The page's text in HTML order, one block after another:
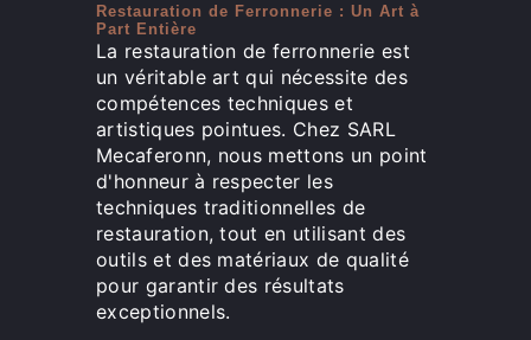
Restauration de Ferronnerie : Un Art à
Part Entière
La restauration de ferronnerie est
un véritable art qui nécessite des
compétences techniques et
artistiques pointues. Chez SARL
Mecaferonn, nous mettons un point
d'honneur à respecter les
techniques traditionnelles de
restauration, tout en utilisant des
outils et des matériaux de qualité
pour garantir des résultats
exceptionnels.